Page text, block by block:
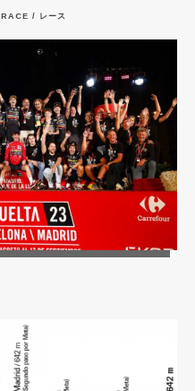
RACE / レース